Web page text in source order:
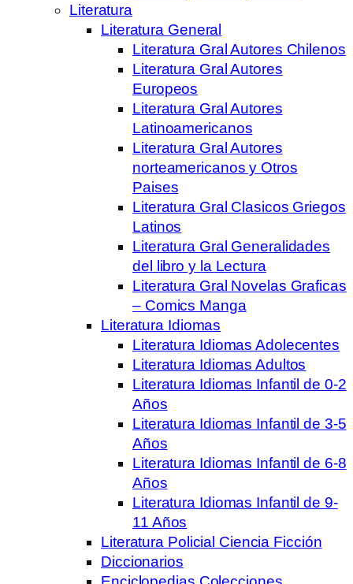
Literatura
Literatura General
Literatura Gral Autores Chilenos
Literatura Gral Autores
Europeos
Literatura Gral Autores
Latinoamericanos
Literatura Gral Autores
norteamericanos y Otros
Paises
Literatura Gral Clasicos Griegos
Latinos
Literatura Gral Generalidades
del libro y la Lectura
Literatura Gral Novelas Graficas
– Comics Manga
Literatura Idiomas
Literatura Idiomas Adolecentes
Literatura Idiomas Adultos
Literatura Idiomas Infantil de 0-2
Años
Literatura Idiomas Infantil de 3-5
Años
Literatura Idiomas Infantil de 6-8
Años
Literatura Idiomas Infantil de 9-
11 Años
Literatura Policial Ciencia Ficción
Diccionarios